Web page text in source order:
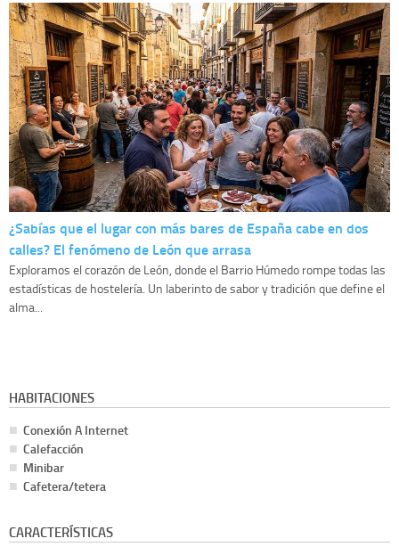
¿Sabías que el lugar con más bares de España cabe en dos
calles? El fenómeno de León que arrasa
Exploramos el corazón de León, donde el Barrio Húmedo rompe todas las
estadísticas de hostelería. Un laberinto de sabor y tradición que define el
alma...
HABITACIONES
Conexión A Internet
Calefacción
Minibar
Cafetera/tetera
CARACTERÍSTICAS